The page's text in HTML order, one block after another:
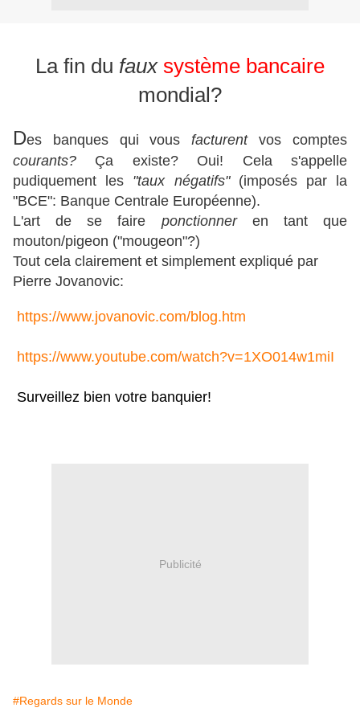
La fin du faux système bancaire
mondial?
Des banques qui vousfacturentvos comptes
courants? Ça existe? Oui! Cela s'appelle
pudiquement les "taux négatifs"(imposés par la
"BCE": Banque Centrale Européenne).
L'art de se faire ponctionneren tant que
mouton/pigeon ("mougeon"?)
Tout cela clairement et simplement expliqué par
Pierre Jovanovic:
https://www.jovanovic.com/blog.htm
https://www.youtube.com/watch?v=1XO014w1miI
Surveillez bien votre banquier!
Publicité
#Regards sur le Monde